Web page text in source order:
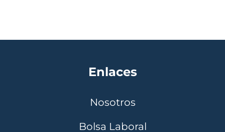
Enlaces
Nosotros
Bolsa Laboral